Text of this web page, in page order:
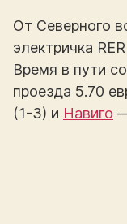
От Северного
электричка
Время в пути
проезда 5.70
(1-3) и Навиго